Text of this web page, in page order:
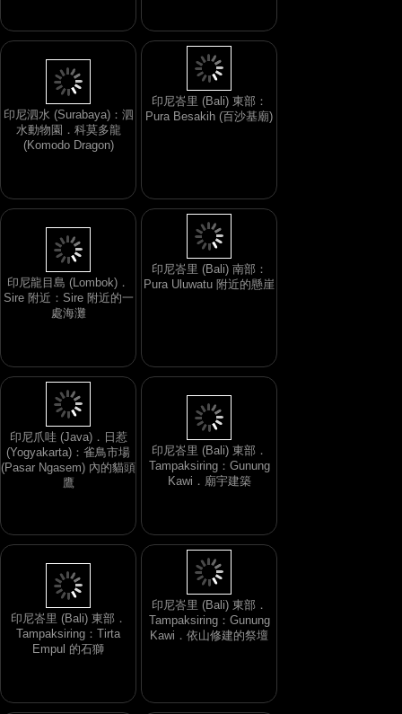
印尼泗水 (Surabaya)：泗
水動物園．科莫多龍
印尼龍目島 (Lombok)．
Sire 附近：Sire 附近的一
印尼爪哇 (Java)．日惹
印尼峇里 (Bali) 東部．
Tampaksiring：Gunung
Kawi．廟宇建築
印尼峇里 (Bali) 東部．
Tampaksiring：Tirta
Empul 的石獅
印尼峇里 (Bali) 東部．
Tampaksiring：Gunung
Kawi．依山修建的祭壇